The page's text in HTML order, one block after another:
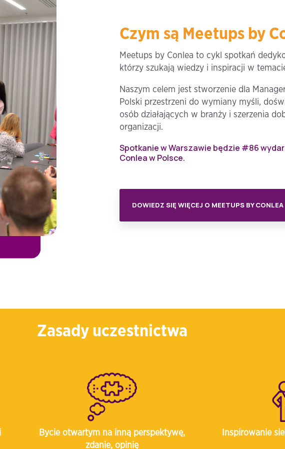
Czym są Meetups by
Meetups by Conlea to cykl spotkań
którzy szukają wiedzy i inspiracji w
Naszym celem jest stworzenie dla
Polski przestrzeni do wymiany myśli,
osób działających w branży i szerzenia
organizacji.
Spotkanie w Warszawie będzie #86
Conlea w Polsce.
DOWIEDZ SIĘ WIĘCEJ O MEETUPS BY CONLEA
Zasady uczestnictwa
Bycie otwartym na inną perspektywę,
zdanie, opinię
Inspirowanie